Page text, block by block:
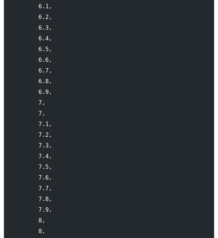
      6.1,
      6.2,
      6.3,
      6.4,
      6.5,
      6.6,
      6.7,
      6.8,
      6.9,
      7,
      7,
      7.1,
      7.2,
      7.3,
      7.4,
      7.5,
      7.6,
      7.7,
      7.8,
      7.9,
      8,
      8,